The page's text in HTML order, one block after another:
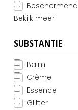
Beschermend
Bekijk meer
SUBSTANTIE
Balm
Crème
Essence
Glitter